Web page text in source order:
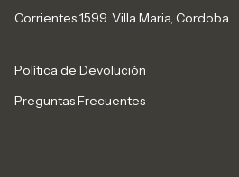
Corrientes 1599. Villa Maria, Cordoba
Política de Devolución
Preguntas Frecuentes